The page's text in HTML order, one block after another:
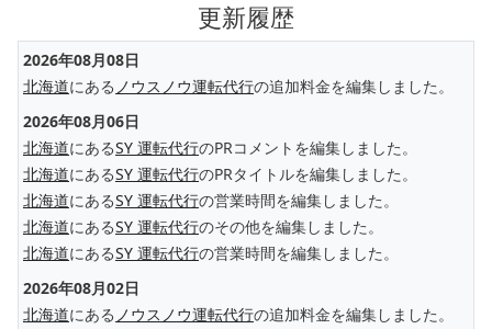
更新履歴
2026年08月08日
北海道にある ノウスノウ運転代行の追加料金を編集しました。
2026年08月06日
北海道にあるSY 運転代行のPRコメントを編集しました。
北海道にあるSY 運転代行のPRタイトルを編集しました。
北海道にあるSY 運転代行の営業時間を編集しました。
北海道にあるSY 運転代行のその他を編集しました。
北海道にあるSY 運転代行の営業時間を編集しました。
2026年08月02日
北海道にある ノウスノウ運転代行の追加料金を編集しました。